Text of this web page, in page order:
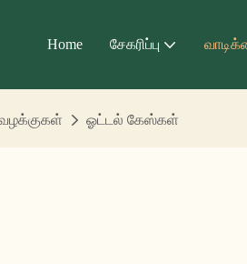
Home சேகரிப்பு
ஓட்டல் கேஸ்கள்